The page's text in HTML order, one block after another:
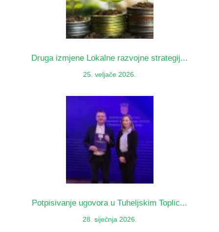
Druga izmjene Lokalne razvojne strategij...
25. veljače 2026.
Potpisivanje ugovora u Tuheljskim Toplic...
28. siječnja 2026.